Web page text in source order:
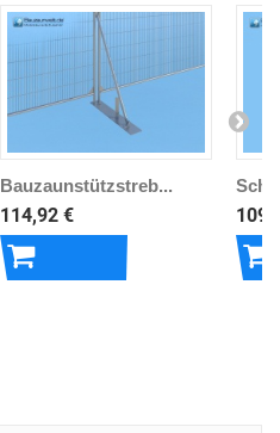
Bauzaunstützstreb...
114,92 €